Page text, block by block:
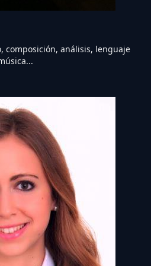
composición, análisis, lenguaje